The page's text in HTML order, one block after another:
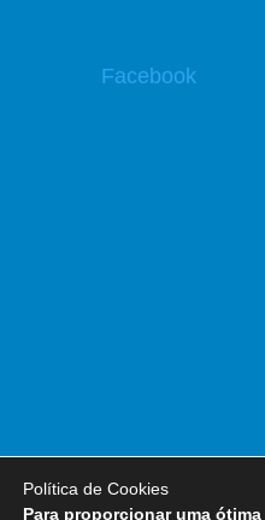
Facebook
Política de Cookies
Para proporcionar uma